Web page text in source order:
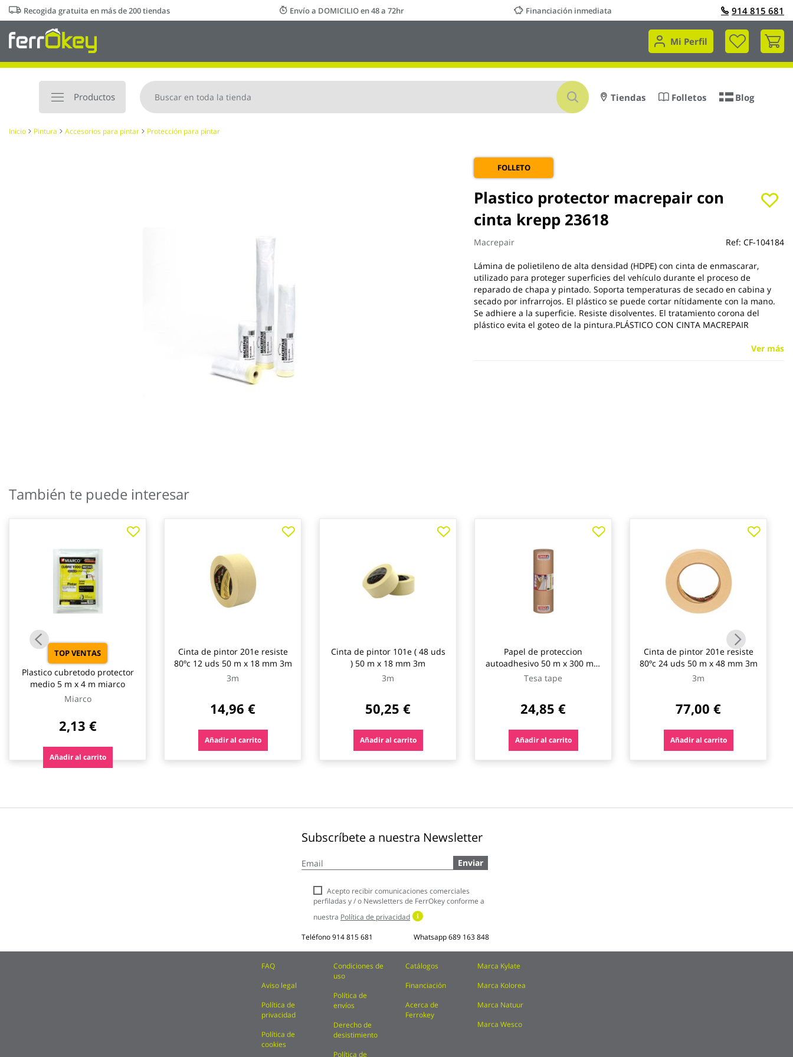
Ir
al
contenido
Recogida gratuita en más de 200 tiendas Envío a DOMICILIO en 48 a 72hr Financiación inmediata 914 815 681
Mi Perfil
Mi
Productos
Buscar
Tiendas Folletos Blog
Inicio Pintura Accesorios para pintar Protección para pintar
FOLLETO
Plastico protector macrepair con
cinta krepp 23618
Macrepair Ref: CF-104184
Lámina de polietileno de alta densidad (HDPE) con cinta de enmascarar,
utilizado para proteger superficies del vehículo durante el proceso de
reparado de chapa y pintado. Soporta temperaturas de secado en cabina y
secado por infrarrojos. El plástico se puede cortar nítidamente con la mano.
Se adhiere a la superficie. Resiste disolventes. El tratamiento corona del
plástico evita el goteo de la pintura.PLÁSTICO CON CINTA MACREPAIR
Ver más
al
comienzo
También te puede interesar
TOP VENTAS
Plastico cubretodo protector
medio 5 m x 4 m miarco
Miarco
2,13 €
Añadir al carrito
Cinta de pintor 201e resiste
80ºc 12 uds 50 m x 18 mm 3m
3m
14,96 €
Añadir al carrito
Cinta de pintor 101e ( 48 uds
) 50 m x 18 mm 3m
3m
50,25 €
Añadir al carrito
Papel de proteccion
autoadhesivo 50 m x 300 mm
tesa tape
Tesa tape
24,85 €
Añadir al carrito
Cinta de pintor 201e resiste
80ºc 24 uds 50 m x 48 mm 3m
3m
77,00 €
Añadir al carrito
Subscríbete a nuestra Newsletter
a
boletín
noticias:
Enviar
Acepto recibir comunicaciones comerciales
perfiladas y / o Newsletters de FerrOkey conforme a
nuestra Política de privacidad
Teléfono914 815 681 Whatsapp689 163 848
FAQ
Aviso legal
Política de
privacidad
Política de
cookies
Condiciones de
uso
Política de
envíos
Derecho de
desistimiento
Política de
Catálogos
Financiación
Acerca de
Ferrokey
Marca Kylate
Marca Kolorea
Marca Natuur
Marca Wesco